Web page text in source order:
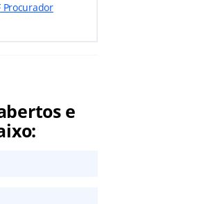
Procurador
e